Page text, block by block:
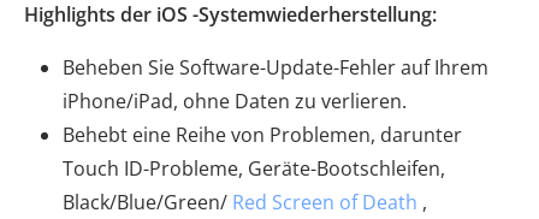
Highlights der iOS -Systemwiederherstellung:
Beheben Sie Software-Update-Fehler auf Ihrem
iPhone/iPad, ohne Daten zu verlieren.
Behebt eine Reihe von Problemen, darunter
Touch ID-Probleme, Geräte-Bootschleifen,
Black/Blue/Green/ Red Screen of Death ,